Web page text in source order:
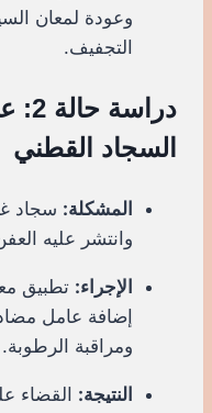
وعودة لمعان
التجفيف.
السجاد القطني
المشكلة: سجاد
وانتشر عليه
الإجراء: تطبيق
إضافة عامل
ومراقبة الرطوبة.
النتيجة: القضاء